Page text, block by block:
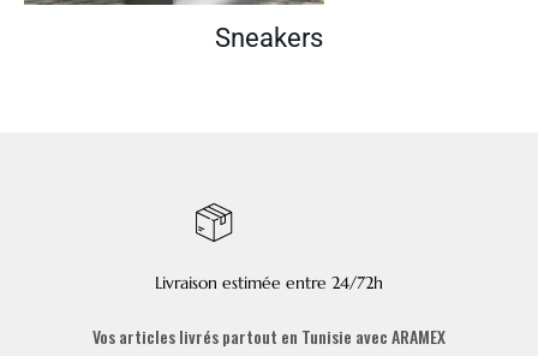
Sneakers
Livraison estimée entre 24/72h
Vos articles livrés partout en Tunisie avec ARAMEX